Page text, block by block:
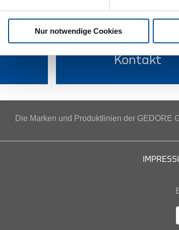
Nur notwendige Cookies
Kontakt
Die Marken und Produktlinien der GEDORE